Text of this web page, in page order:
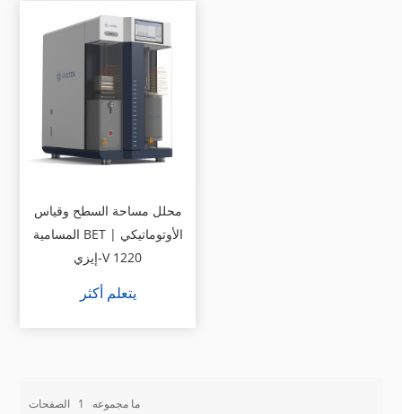
محلل مساحة السطح وقياس
المسامية BET الأوتوماتيكي |
إيزي-V 1220
يتعلم أكثر
ما مجموعه 1 الصفحات